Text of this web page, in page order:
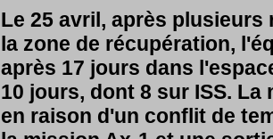
Le 25 avril, après
la zone de récupération,
après 17 jours dans
10 jours, dont 8 sur ISS.
en raison d'un conflit de